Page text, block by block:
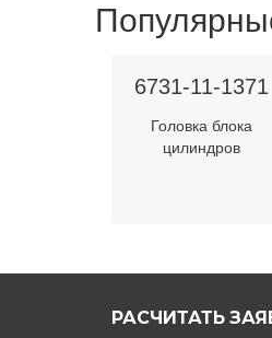
6731-11-1371
Головка блока
цилиндров
РАСЧИТАТЬ